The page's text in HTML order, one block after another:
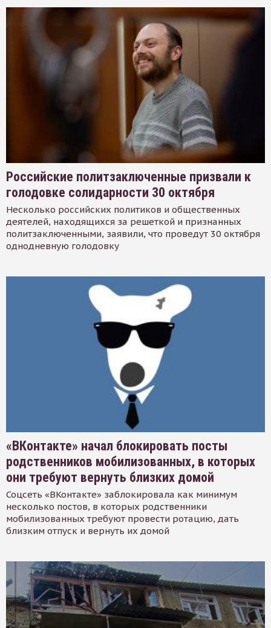
Российские политзаключенные призвали к
голодовке солидарности 30 октября
Несколько российских политиков и общественных
деятелей, находящихся за решеткой и признанных
политзаключенными, заявили, что проведут 30 октября
однодневную голодовку
«ВКонтакте» начал блокировать посты
родственников мобилизованных, в которых
они требуют вернуть близких домой
Соцсеть «ВКонтакте» заблокировала как минимум
несколько постов, в которых родственники
мобилизованных требуют провести ротацию, дать
близким отпуск и вернуть их домой